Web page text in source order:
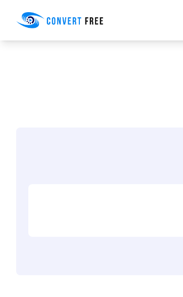
Convert Free